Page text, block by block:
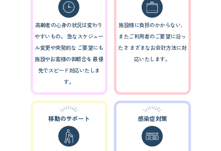
高齢者の心身の状況は変わり
やすいもの。 急なスケジュー
ル変更や突発的な ご要望にも
施設やお客様の御都合を最優
先でスピード対応いたしま
す。
施設様に負担のかからない、
またご利用者のご要望に沿っ
たさ まざまなお会計方法に対
応いたします。
移動のサポート 感染症対策